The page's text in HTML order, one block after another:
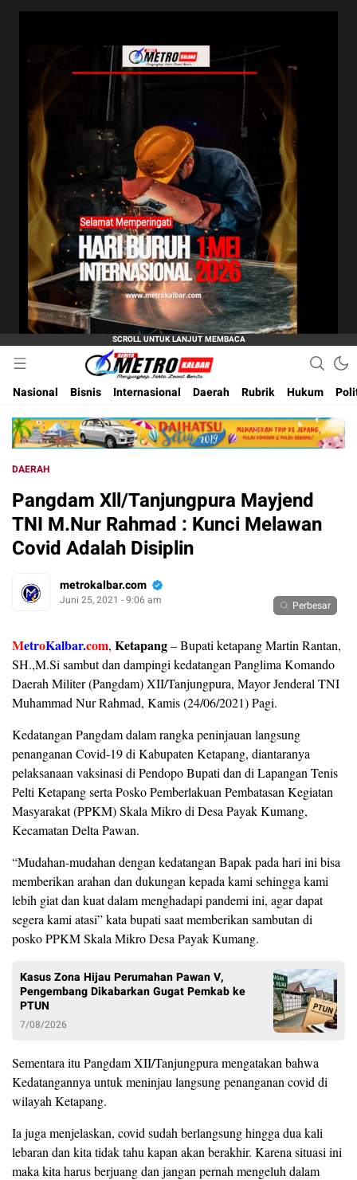
Metro Kalbar
Inspirasi Untuk Negeri
Nasional
Bisnis Internasional Daerah Rubrik Hukum
DAERAH
Pangdam Xll/Tanjungpura Mayjend
TNI M.Nur Rahmad : Kunci Melawan
Covid Adalah Disiplin
metrokalbar.com
Juni 25, 2021 - 9:06 am Perbesar
MetroKalbar.com, Ketapang– Bupati ketapang Martin Rantan,
SH.,M.Si sambut dan dampingi kedatangan Panglima Komando
Daerah Militer (Pangdam) XII/Tanjungpura, Mayor Jenderal TNI
Muhammad Nur Rahmad, Kamis (24/06/2021) Pagi.
Kedatangan Pangdam dalam rangka peninjauan langsung
penanganan Covid-19 di Kabupaten Ketapang, diantaranya
pelaksanaan vaksinasi di Pendopo Bupati dan di Lapangan Tenis
Pelti Ketapang serta Posko Pemberlakuan Pembatasan Kegiatan
Masyarakat (PPKM) Skala Mikro di Desa Payak Kumang,
Kecamatan Delta Pawan.
“Mudahan-mudahan dengan kedatangan Bapak pada hari ini bisa
memberikan arahan dan dukungan kepada kami sehingga kami
lebih giat dan kuat dalam menghadapi pandemi ini, agar dapat
segera kami atasi” kata bupati saat memberikan sambutan di
posko PPKM Skala Mikro Desa Payak Kumang.
Kasus Zona Hijau Perumahan Pawan V,
Pengembang Dikabarkan Gugat Pemkab ke
PTUN
7/08/2026
Sementara itu Pangdam XII/Tanjungpura mengatakan bahwa
Kedatangannya untuk meninjau langsung penanganan covid di
wilayah Ketapang.
Ia juga menjelaskan, covid sudah berlangsung hingga dua kali
lebaran dan kita tidak tahu kapan akan berakhir. Karena situasi ini
maka kita harus berjuang dan jangan pernah mengeluh dalam